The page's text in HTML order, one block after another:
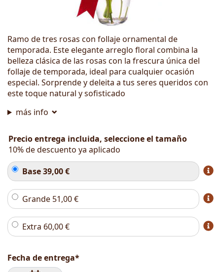
Ramo de tres rosas con follaje ornamental de
temporada. Este elegante arreglo floral combina la
belleza clásica de las rosas con la frescura única del
follaje de temporada, ideal para cualquier ocasión
especial. Sorprende y deleita a tus seres queridos con
este toque natural y sofisticado
más info
Precio entrega incluida, seleccione el tamaño
10% de descuento ya aplicado
Base39,00€
Grande 51,00€
Extra 60,00€
Fecha de entrega*